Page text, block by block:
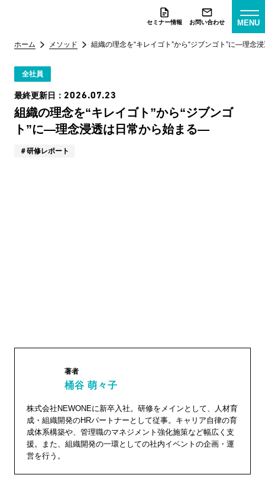
セミナー情報 お問い合わせ MENU
ホーム メソッド 組織の理念を“キレイゴト”から“ジブンゴト”に―理念
全社員
最終更新日： 2026.07.23
組織の理念を“キレイゴト”から“ジブンゴ
ト”に―理念浸透は日常から始まる―
研修レポート
桶谷
萌々子"
width="1
04"
height="
著者
桶谷 萌々子
株式会社NEWONEに新卒入社。研修をメインとして、人材育
成・組織開発のHRパートナーとして従事。キャリア自律の育
成体系構築や、管理職のマネジメント強化施策など幅広く支
援。また、組織開発の一環としての社内イベントの企画・運
営を行う。